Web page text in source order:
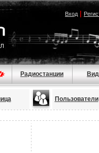
Вход|
Радиостанции
Пользователи